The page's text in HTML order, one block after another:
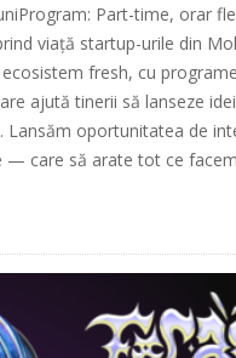
Part-time, orar
viață startup-urile din
fresh, cu
ajută tinerii să lanseze
Lansăm oportunitatea de
— care să arate tot ce